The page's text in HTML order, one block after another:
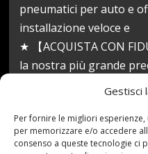
Gestisci
Per fornire le migliori
per memorizzare e/o accedere
consenso a queste tecnologie ci
pneumatici per auto e
installazione veloce e
★ 【ACQUISTA CON
la nostra più grande
riscontrano problemi
risparmieremo alcuno
prometteremo di
rimborso. Grazie